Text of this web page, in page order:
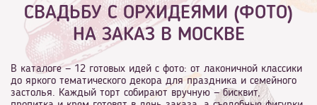
СВАДЬБУ С ОРХИДЕЯМИ (ФОТО)
НА ЗАКАЗ В МОСКВЕ
В каталоге — 12 готовых идей с фото: от лаконичной классики
до яркого тематического декора для праздника и семейного
застолья. Каждый торт собирают вручную — бисквит,